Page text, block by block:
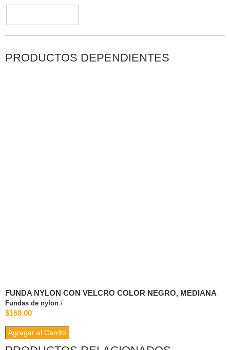
PRODUCTOS DEPENDIENTES
FUNDA NYLON CON VELCRO COLOR NEGRO, MEDIANA
Fundas de nylon /
$169.00
Agregar al Carrito